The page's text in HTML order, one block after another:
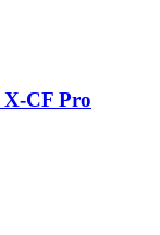
​CF Pro